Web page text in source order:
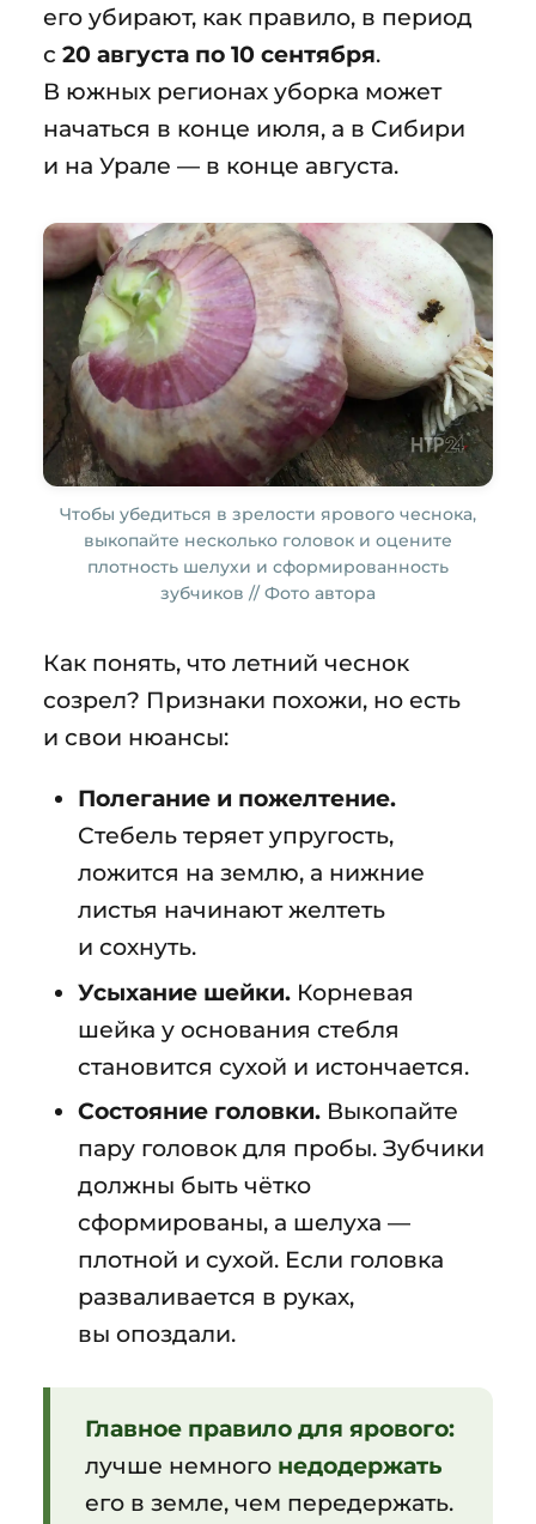
его убирают, как правило, в период
с 20 августа по 10 сентября.
В южных регионах уборка может
начаться в конце июля, а в Сибири
и на Урале — в конце августа.
Чтобы убедиться в зрелости ярового чеснока,
выкопайте несколько головок и оцените
плотность шелухи и сформированность
зубчиков // Фото автора
Как понять, что летний чеснок
созрел? Признаки похожи, но есть
и свои нюансы:
Полегание и пожелтение.
Стебель теряет упругость,
ложится на землю, а нижние
листья начинают желтеть
и сохнуть.
Усыхание шейки.Корневая
шейка у основания стебля
становится сухой и истончается.
Состояние головки.Выкопайте
пару головок для пробы. Зубчики
должны быть чётко
сформированы, а шелуха —
плотной и сухой. Если головка
разваливается в руках,
вы опоздали.
Главное правило для ярового:
лучше немного недодержать
его в земле, чем передержать.